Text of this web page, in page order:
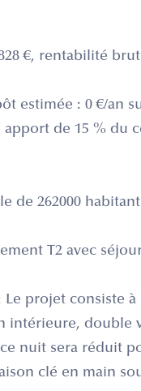
€, rentabilité
estimée : 0 €/an
apport de 15 % du
de 262000
T2 avec
Le projet consiste
intérieure, double
nuit sera réduit
clé en main